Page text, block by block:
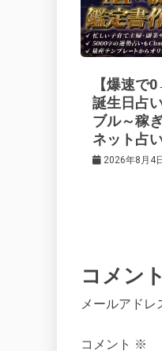
ゲ
ー
シ
ョ
【爆速で
誕生日占
ブル～稼
ネット占
2026年8月4
コメン
メールアドレ
コメント ※